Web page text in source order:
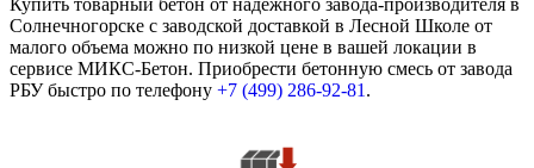
Купить товарный бетон от надежного завода-производителя в
Солнечногорске с заводской доставкой в Лесной Школе от
малого объема можно по низкой цене в вашей локации в
сервисе МИКС-Бетон. Приобрести бетонную смесь от завода
РБУ быстро по телефону +7 (499) 286-92-81 .